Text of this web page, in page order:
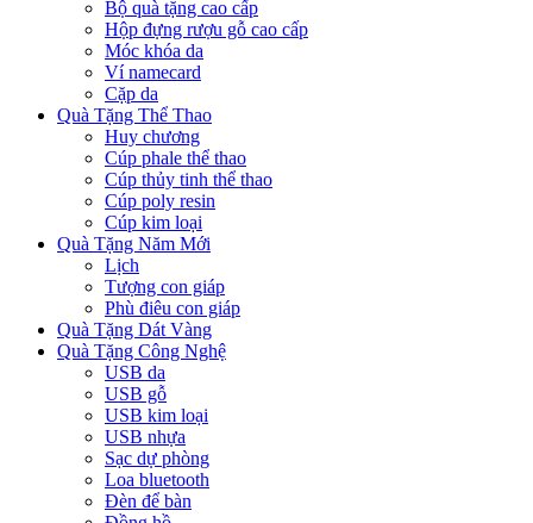
Bộ quà tặng cao cấp
Hộp đựng rượu gỗ cao cấp
Móc khóa da
Ví namecard
Cặp da
Quà Tặng Thể Thao
Huy chương
Cúp phale thể thao
Cúp thủy tinh thể thao
Cúp poly resin
Cúp kim loại
Quà Tặng Năm Mới
Lịch
Tượng con giáp
Phù điêu con giáp
Quà Tặng Dát Vàng
Quà Tặng Công Nghệ
USB da
USB gỗ
USB kim loại
USB nhựa
Sạc dự phòng
Loa bluetooth
Đèn để bàn